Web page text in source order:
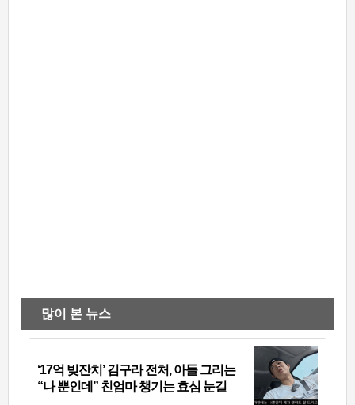
많이 본 뉴스
‘17억 빚잔치’ 김구라 전처, 아들 그리는
“나 뿐인데” 친엄마 챙기는 효심 눈길